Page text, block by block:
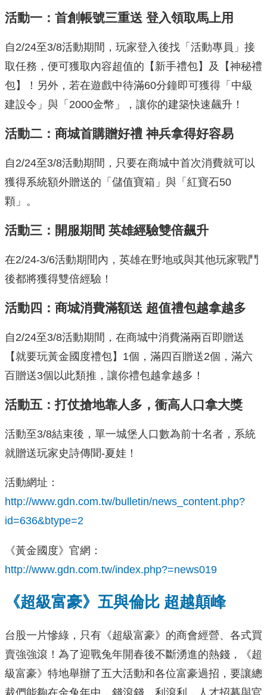
活動一：首創帳號三重送 登入領取馬上用
自2/24至3/8活動期間，玩家登入後找「活動專員」接
取任務，便可獲取內容超值的【新手禮包】及【神秘禮
包】！另外，若在遊戲中待滿60分鐘即可獲得「中級
建設令」與「2000金幣」，讓你的建築快速飆升！
活動二：商城首購贈好禮 神兵拿得好容易
自2/24至3/8活動期間，只要在商城中首次消費就可以
獲得系統額外贈送的「儲值寶箱」與「紅寶石50
顆」。
活動三：開服期間 英雄經驗雙倍飆升
在2/24-3/6活動期間內，英雄在野地或與其他玩家戰鬥
後都將獲得雙倍經驗！
活動四：商城消費滿額送 超值禮包越拿越多
自2/24至3/8活動期間，在商城中消費滿兩百即贈送
【就要玩黃金國度禮包】1個，滿四百贈送2個，滿六
百贈送3個以此類推，讓你禮包越拿越多！
活動五：打仗搶地靠人多，衝高人口拿大獎
活動至3/8結束後，單一城堡人口數為前十名者，系統
就贈送玩家史詩傳聞-夏娃！
活動網址：
http://www.gdn.com.tw/bulletin/news_content.php?
id=636&btype=2
《黃金國度》官網：
http://www.gdn.com.tw/index.php?=news019
《超級富豪》五與倫比 超越顛峰
台股一片慘綠，只有《超級富豪》的商會經營、各式買
賣強強滾！為了迎戰兔年開春後不斷湧進的熱錢，《超
級富豪》特地舉辦了五大活動和各位富豪過招，要讓總
裁們能夠在金兔年中，錢滾錢、利滾利，人才招募與官